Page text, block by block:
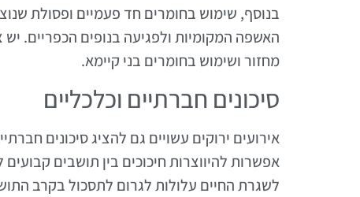
בנוסף, שימוש בחומרים חד פעמיים ופסולת
האשפה המקומיות ולפגיעה בנופים הכפריים.
מחזור ושימוש בחומרים בני קיימא.
סיכונים חברתיים וכלכליים
אירועים ירוקים עשויים גם להציג סיכונים
אפשרות להיווצרות חיכוכים בין תושבים
לשגרת החיים עלולות לגרום לתסכול בקרב